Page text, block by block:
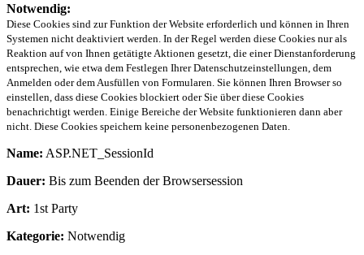
Notwendig:
Diese Cookies sind zur Funktion der Website erforderlich und können in Ihren
Systemen nicht deaktiviert werden. In der Regel werden diese Cookies nur als
Reaktion auf von Ihnen getätigte Aktionen gesetzt, die einer Dienstanforderung
entsprechen, wie etwa dem Festlegen Ihrer Datenschutzeinstellungen, dem
Anmelden oder dem Ausfüllen von Formularen. Sie können Ihren Browser so
einstellen, dass diese Cookies blockiert oder Sie über diese Cookies
benachrichtigt werden. Einige Bereiche der Website funktionieren dann aber
nicht. Diese Cookies speichern keine personenbezogenen Daten.
Name: ASP.NET_SessionId
Dauer: Bis zum Beenden der Browsersession
Art: 1st Party
Kategorie: Notwendig